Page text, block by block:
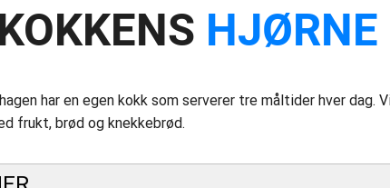
KOKKENS HJØRNE
har en egen kokk som serverer tre måltider hver dag.
frukt, brød og knekkebrød.